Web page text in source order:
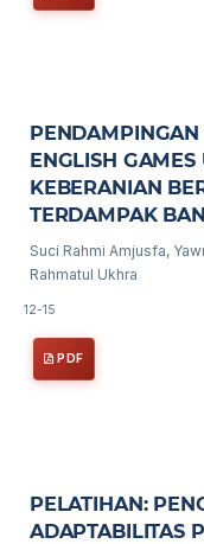
ENGLISH
KEBERANIAN
TERDAMPAK
Suci Rahmi Amjusfa,
Rahmatul Ukhra
12-15
PDF
PELATIHAN:
ADAPTABILITAS